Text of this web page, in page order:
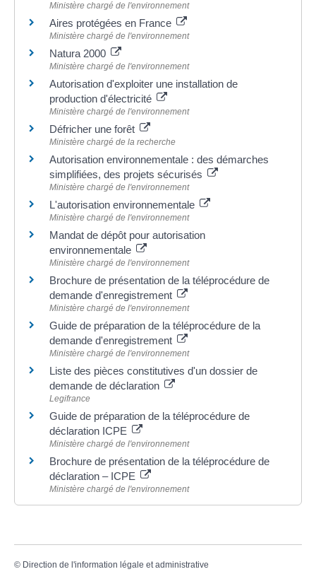
Ministère chargé de l'environnement
Aires protégées en France
Ministère chargé de l'environnement
Natura 2000
Ministère chargé de l'environnement
Autorisation d'exploiter une installation de
production d'électricité
Ministère chargé de l'environnement
Défricher une forêt
Ministère chargé de la recherche
Autorisation environnementale : des démarches
simplifiées, des projets sécurisés
Ministère chargé de l'environnement
L'autorisation environnementale
Ministère chargé de l'environnement
Mandat de dépôt pour autorisation
environnementale
Ministère chargé de l'environnement
Brochure de présentation de la téléprocédure de
demande d'enregistrement
Ministère chargé de l'environnement
Guide de préparation de la téléprocédure de la
demande d'enregistrement
Ministère chargé de l'environnement
Liste des pièces constitutives d'un dossier de
demande de déclaration
Legifrance
Guide de préparation de la téléprocédure de
déclaration ICPE
Ministère chargé de l'environnement
Brochure de présentation de la téléprocédure de
déclaration – ICPE
Ministère chargé de l'environnement
© Direction de l'information légale et administrative